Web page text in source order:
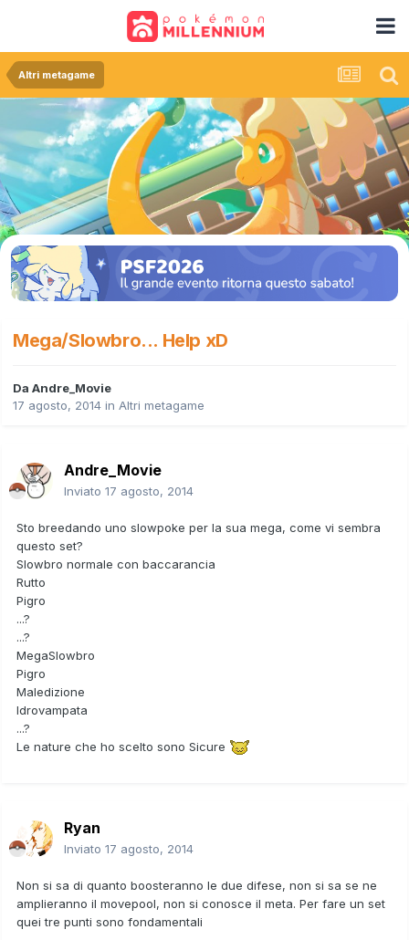
Altri metagame
Mega/Slowbro... Help xD
Da Andre_Movie
17 agosto, 2014 in Altri metagame
Andre_Movie
Inviato 17 agosto, 2014
Sto breedando uno slowpoke per la sua mega, come vi sembra
questo set?
Slowbro normale con baccarancia
Rutto
Pigro
...?
...?
MegaSlowbro
Pigro
Maledizione
Idrovampata
...?
Le nature che ho scelto sono Sicure
Ryan
Inviato 17 agosto, 2014
Non si sa di quanto boosteranno le due difese, non si sa se ne
amplieranno il movepool, non si conosce il meta. Per fare un set
quei tre punti sono fondamentali